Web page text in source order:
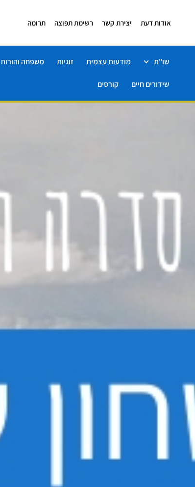
אודות דעת יצירת קשר רשימת תפוצה תרומה
שו"ת מודעות עצמית זוגיות משפחה והורות
שידורים חיים קורסים